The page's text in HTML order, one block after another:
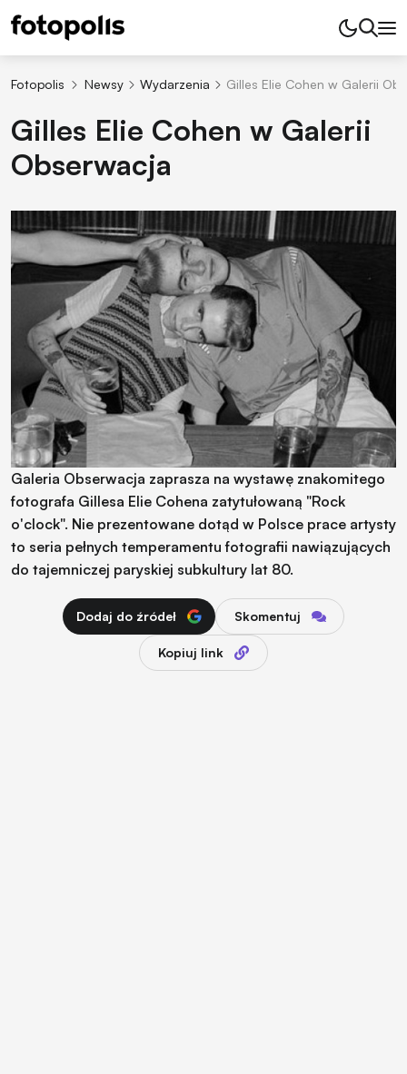
Fotopolis Newsy Wydarzenia Gilles Elie Cohen w Galerii
Gilles Elie Cohen w Galerii
Obserwacja
Galeria Obserwacja zaprasza na wystawę znakomitego
fotografa Gillesa Elie Cohena zatytułowaną "Rock
o'clock". Nie prezentowane dotąd w Polsce prace artysty
to seria pełnych temperamentu fotografii nawiązujących
do tajemniczej paryskiej subkultury lat 80.
Dodaj do źródeł Skomentuj
Kopiuj link